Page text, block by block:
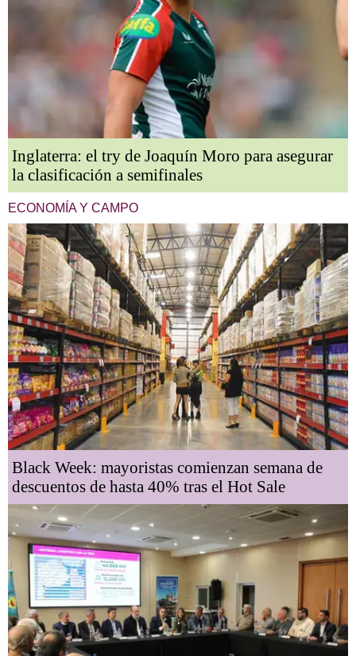
Inglaterra: el try de Joaquín Moro para asegurar
la clasificación a semifinales
ECONOMÍA Y CAMPO
Black Week: mayoristas comienzan semana de
descuentos de hasta 40% tras el Hot Sale